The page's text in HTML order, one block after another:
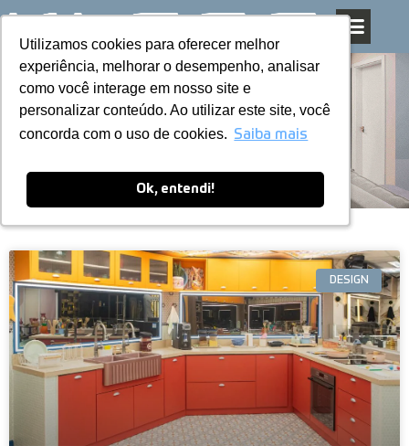
Utilizamos cookies para oferecer melhor
experiência, melhorar o desempenho, analisar
como você interage em nosso site e
personalizar conteúdo. Ao utilizar este site, você
concorda com o uso de cookies. Saiba mais
Ok, entendi!
Utilizamos cookies para oferecer melhor
experiência, melhorar o desempenho, analisar
como você interage em nosso site e
personalizar conteúdo. Ao utilizar este site, você
concorda com o uso de cookies. Saiba mais
Ok, entendi!
Pular
para
o
conteúdo
Blog
DESIGN